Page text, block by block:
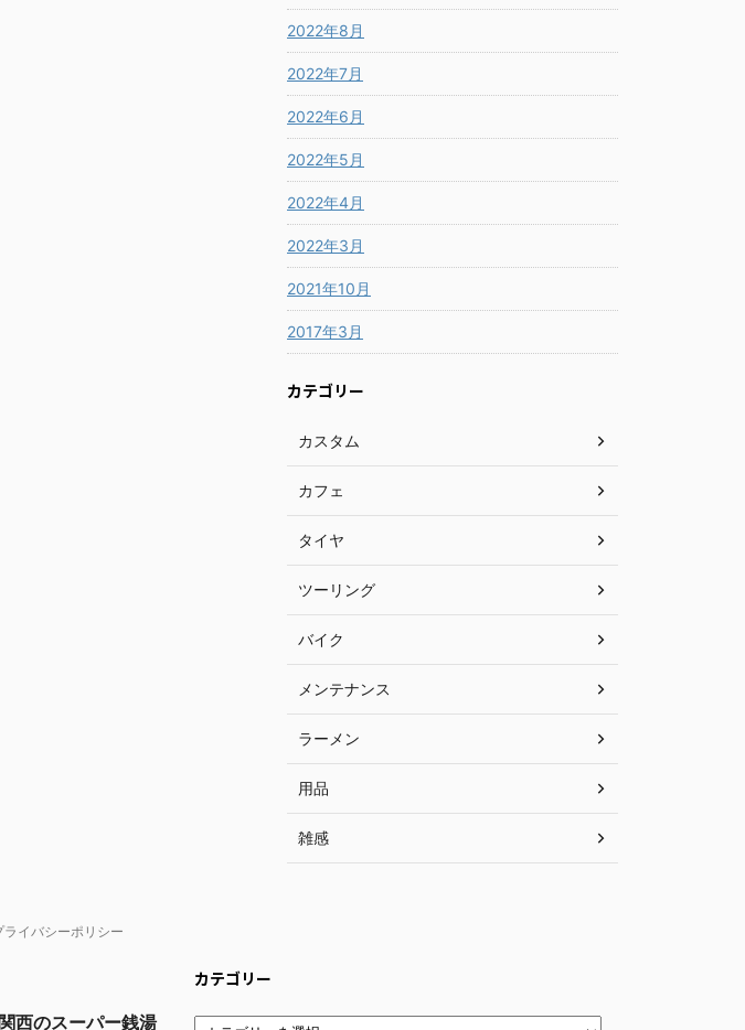
2022年8月
2022年7月
2022年6月
2022年5月
2022年4月
2022年3月
2021年10月
2017年3月
カテゴリー
カスタム
カフェ
タイヤ
ツーリング
バイク
メンテナンス
ラーメン
用品
雑感
ライバシーポリシー
西のスーパー銭湯
カテゴリー